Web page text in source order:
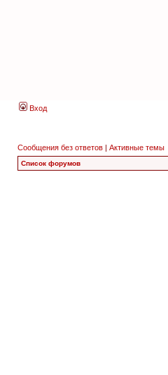
Вход
Сообщения без ответов | Активные темы
Список форумов